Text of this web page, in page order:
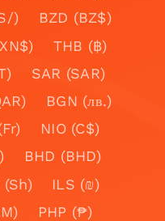
)
BZD (BZ$)
THB (฿)
SAR (SAR)
BGN (лв.)
NIO (C$)
BHD (BHD)
(Sh)
ILS (₪)
PHP (₱)